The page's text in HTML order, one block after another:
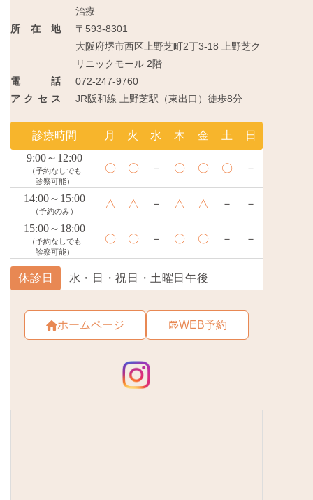
治療
所在地
〒593-8301
大阪府堺市西区上野芝町2丁3-18 上野芝ク
リニックモール 2階
電話
072-247-9760
アクセス
JR阪和線 上野芝駅（東出口）徒歩8分
ホームページ WEB予約